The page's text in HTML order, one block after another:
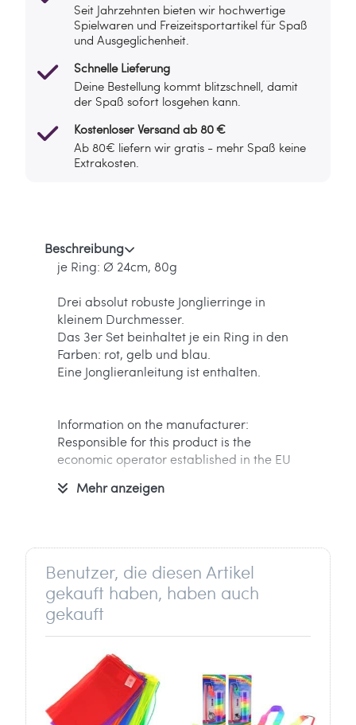
Seit Jahrzehnten bieten wir hochwertige
Spielwaren und Freizeitsportartikel für Spaß
und Ausgeglichenheit.
Schnelle Lieferung
Deine Bestellung kommt blitzschnell, damit
der Spaß sofort losgehen kann.
Kostenloser Versand ab 80 €
Ab 80€ liefern wir gratis - mehr Spaß keine
Extrakosten.
Beschreibung
je Ring: Ø 24cm, 80g
Drei absolut robuste Jonglierringe in
kleinem Durchmesser.
Das 3er Set beinhaltet je ein Ring in den
Farben: rot, gelb und blau.
Eine Jonglieranleitung ist enthalten.
Information on the manufacturer:
Responsible for this product is the
economic operator established in the EU
Ballaballa - Spielwaren und Freizeitsport
Stockder Str. 23
42857 Remscheid
Germany
info[at]ballaballa.de
Mehr anzeigen
Benutzer, die diesen Artikel
gekauft haben, haben auch
gekauft